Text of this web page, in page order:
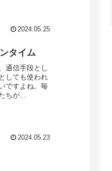
2024.05.25
タイム
通信手段とし
しても使われ
ですよね。毎
ちが...
2024.05.23